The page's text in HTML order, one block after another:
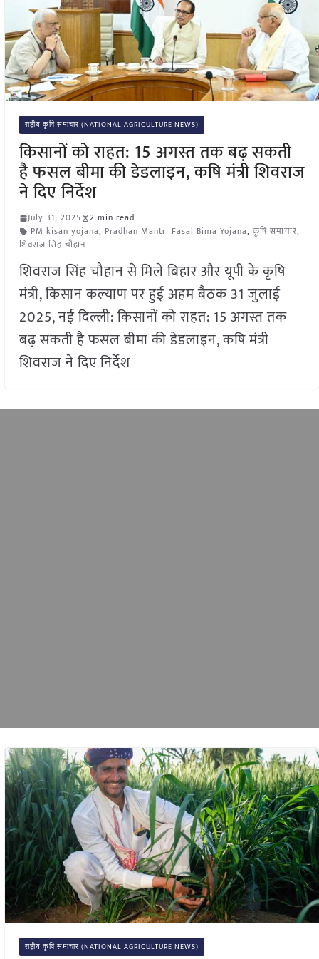
राष्ट्रीय कृषि समाचार (NATIONAL AGRICULTURE NEWS)
किसानों को राहत: 15 अगस्त तक बढ़ सकती
है फसल बीमा की डेडलाइन, कषि मंत्री शिवराज
ने दिए निर्देश
July 31, 2025
2 min read
PM kisan yojana, Pradhan Mantri Fasal Bima Yojana, कृषि समाचार,
शिवराज सिंह चौहान
शिवराज सिंह चौहान से मिले बिहार और यूपी के कृषि
मंत्री, किसान कल्याण पर हुई अहम बैठक 31 जुलाई
2025, नई दिल्ली: किसानों को राहत: 15 अगस्त तक
बढ़ सकती है फसल बीमा की डेडलाइन, कषि मंत्री
शिवराज ने दिए निर्देश
राष्ट्रीय कृषि समाचार (NATIONAL AGRICULTURE NEWS)